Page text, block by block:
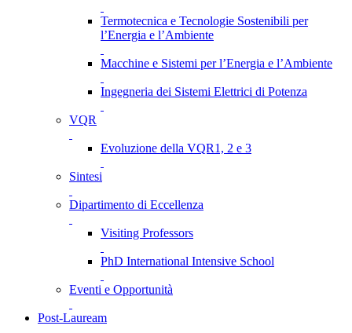
Termotecnica e Tecnologie Sostenibili per
l’Energia e l’Ambiente
Macchine e Sistemi per l’Energia e l’Ambiente
Ingegneria dei Sistemi Elettrici di Potenza
VQR
Evoluzione della VQR1, 2 e 3
Sintesi
Dipartimento di Eccellenza
Visiting Professors
PhD International Intensive School
Eventi e Opportunità
Post-Lauream